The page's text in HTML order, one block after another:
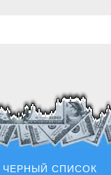
ЧЕРНЫЙ СПИСОК